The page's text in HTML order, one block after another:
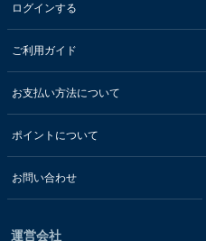
ログインする
ご利用ガイド
お支払い方法について
ポイントについて
お問い合わせ
運営会社